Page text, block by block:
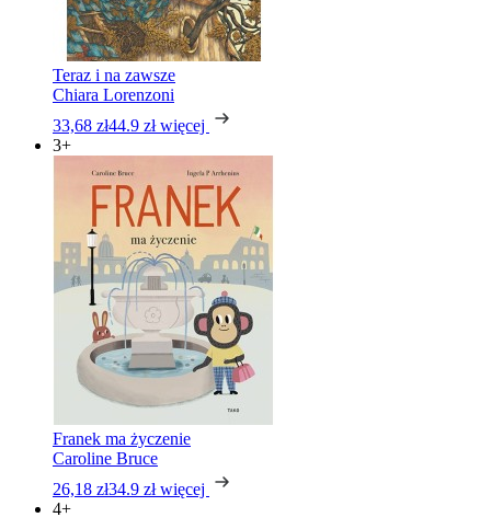
Teraz i na zawsze
Chiara Lorenzoni
33,68 zł44.9 zł więcej
3+
Franek ma życzenie
Caroline Bruce
26,18 zł34.9 zł więcej
4+